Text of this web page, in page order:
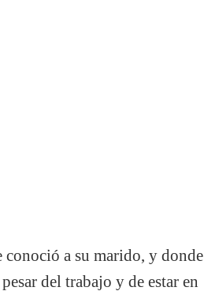
conoció a su marido, y donde
del trabajo y de estar en